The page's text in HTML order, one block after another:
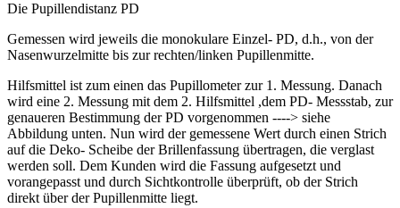
Die Pupillendistanz PD
Gemessen wird jeweils die monokulare Einzel- PD, d.h., von der
Nasenwurzelmitte bis zur rechten/linken Pupillenmitte.
Hilfsmittel ist zum einen das Pupillometer zur 1. Messung. Danach
wird eine 2. Messung mit dem 2. Hilfsmittel ,dem PD- Messstab, zur
genaueren Bestimmung der PD vorgenommen ----> siehe
Abbildung unten. Nun wird der gemessene Wert durch einen Strich
auf die Deko- Scheibe der Brillenfassung übertragen, die verglast
werden soll. Dem Kunden wird die Fassung aufgesetzt und
vorangepasst und durch Sichtkontrolle überprüft, ob der Strich
direkt über der Pupillenmitte liegt.